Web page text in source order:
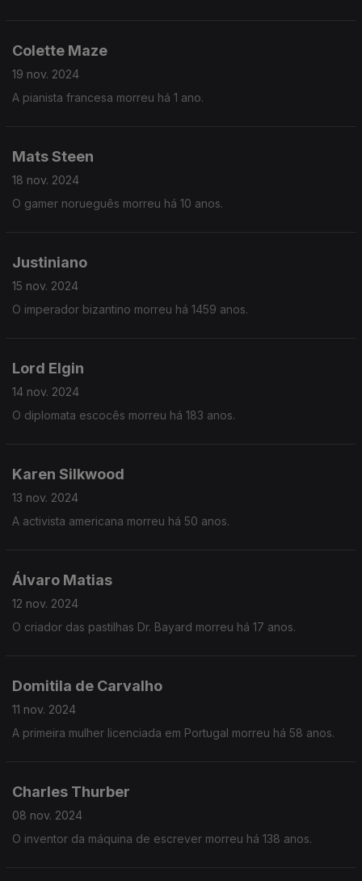
Colette Maze
19 nov. 2024
A pianista francesa morreu há 1 ano.
Mats Steen
18 nov. 2024
O gamer norueguês morreu há 10 anos.
Justiniano
15 nov. 2024
O imperador bizantino morreu há 1459 anos.
Lord Elgin
14 nov. 2024
O diplomata escocês morreu há 183 anos.
Karen Silkwood
13 nov. 2024
A activista americana morreu há 50 anos.
Álvaro Matias
12 nov. 2024
O criador das pastilhas Dr. Bayard morreu há 17 anos.
Domitila de Carvalho
11 nov. 2024
A primeira mulher licenciada em Portugal morreu há 58 anos.
Charles Thurber
08 nov. 2024
O inventor da máquina de escrever morreu há 138 anos.